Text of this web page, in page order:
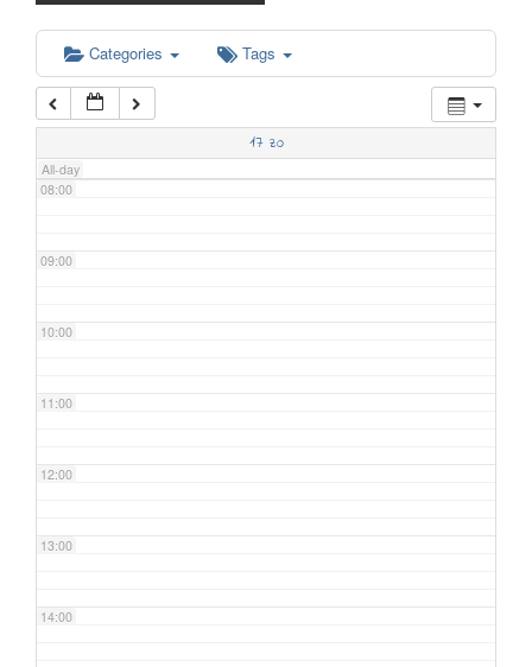
Categories Tags
17 zo
All-day
06:00
07:00
08:00
09:00
10:00
11:00
12:00
13:00
14:00